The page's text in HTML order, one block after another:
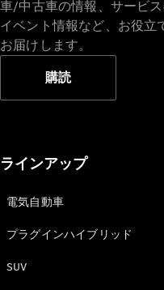
Cabriolet/Roadster
CLE
Mercedes-
Roadster
車/中古車の情報、サービ
イベント情報など、お役立
お届けします。
購読
ラインアップ
電気自動車
プラグインハイブリッド
SUV